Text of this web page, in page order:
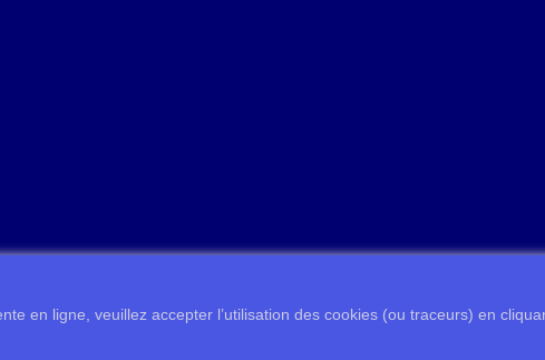
en ligne, veuillez accepter l’utilisation des cookies (ou traceurs) en